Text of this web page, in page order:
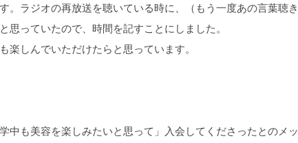
。ラジオの再放送を聴いている時に、（もう一度あの言葉聴き
思っていたので、時間を記すことにしました。
楽しんでいただけたらと思っています。
中も美容を楽しみたいと思って」入会してくださったとのメッ